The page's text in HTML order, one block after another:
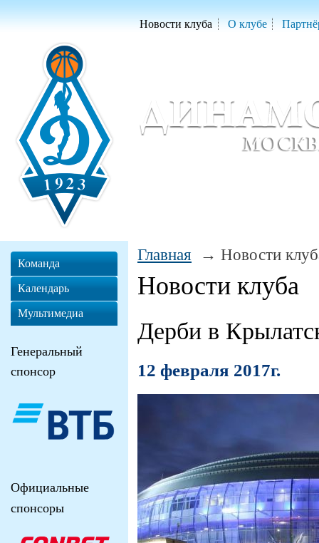
Новости клуба О клубе
Главная Новости
Новости клуба
Дерби в
12 февраля 2017г.
Команда
Календарь
Мультимедиа
Генеральный
спонсор
Официальные
спонсоры